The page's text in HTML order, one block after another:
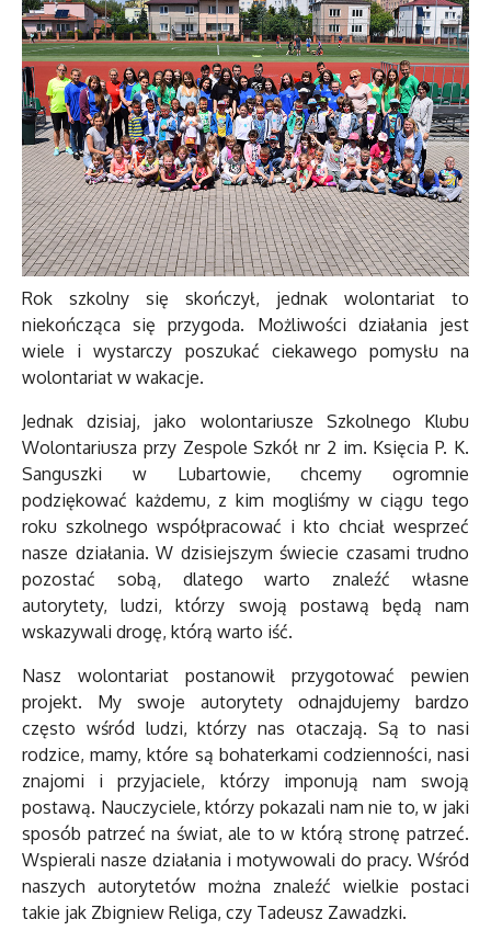
Rok szkolny się skończył, jednak wolontariat to
niekończąca się przygoda. Możliwości działania jest
wiele i wystarczy poszukać ciekawego pomysłu na
wolontariat w wakacje.
Jednak dzisiaj, jako wolontariusze Szkolnego Klubu
Wolontariusza przy Zespole Szkół nr 2 im. Księcia P. K.
Sanguszki w Lubartowie, chcemy ogromnie
podziękować każdemu, z kim mogliśmy w ciągu tego
roku szkolnego współpracować i kto chciał wesprzeć
nasze działania. W dzisiejszym świecie czasami trudno
pozostać sobą, dlatego warto znaleźć własne
autorytety, ludzi, którzy swoją postawą będą nam
wskazywali drogę, którą warto iść.
Nasz wolontariat postanowił przygotować pewien
projekt. My swoje autorytety odnajdujemy bardzo
często wśród ludzi, którzy nas otaczają. Są to nasi
rodzice, mamy, które są bohaterkami codzienności, nasi
znajomi i przyjaciele, którzy imponują nam swoją
postawą. Nauczyciele, którzy pokazali nam nie to, w jaki
sposób patrzeć na świat, ale to w którą stronę patrzeć.
Wspierali nasze działania i motywowali do pracy. Wśród
naszych autorytetów można znaleźć wielkie postaci
takie jak Zbigniew Religa, czy Tadeusz Zawadzki.